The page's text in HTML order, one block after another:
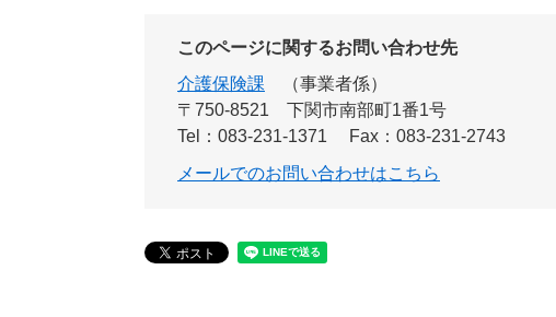
このページに関するお問い合わせ先
介護保険課
事業者係
〒750-8521
下関市南部町1番1号
Tel：083-231-1371
Fax：083-231-2743
メールでのお問い合わせはこちら